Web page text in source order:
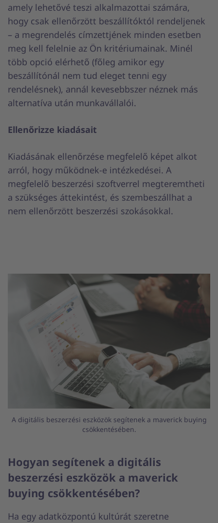
amely lehetővé teszi alkalmazottai számára,
hogy csak ellenőrzött beszállítóktól rendeljenek
– a megrendelés címzettjének minden esetben
meg kell felelnie az Ön kritériumainak. Minél
több opció elérhető (főleg amikor egy
beszállítónál nem tud eleget tenni egy
rendelésnek), annál kevesebbszer néznek más
alternatíva után munkavállalói.
Ellenőrizze kiadásait
Kiadásának ellenőrzése megfelelő képet alkot
arról, hogy működnek-e intézkedései. A
megfelelő beszerzési szoftverrel megteremtheti
a szükséges áttekintést, és szembeszállhat a
nem ellenőrzött beszerzési szokásokkal.
A digitális beszerzési eszközök segítenek a maverick buying
csökkentésében.
Hogyan segítenek a digitális
beszerzési eszközök a maverick
buying csökkentésében?
Ha egy adatközpontú kultúrát szeretne